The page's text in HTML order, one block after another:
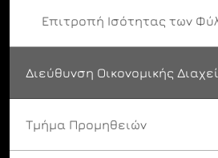
Επιτροπή Ισότητας των
Διεύθυνση Οικονομικής
Τμήμα Προμηθειών